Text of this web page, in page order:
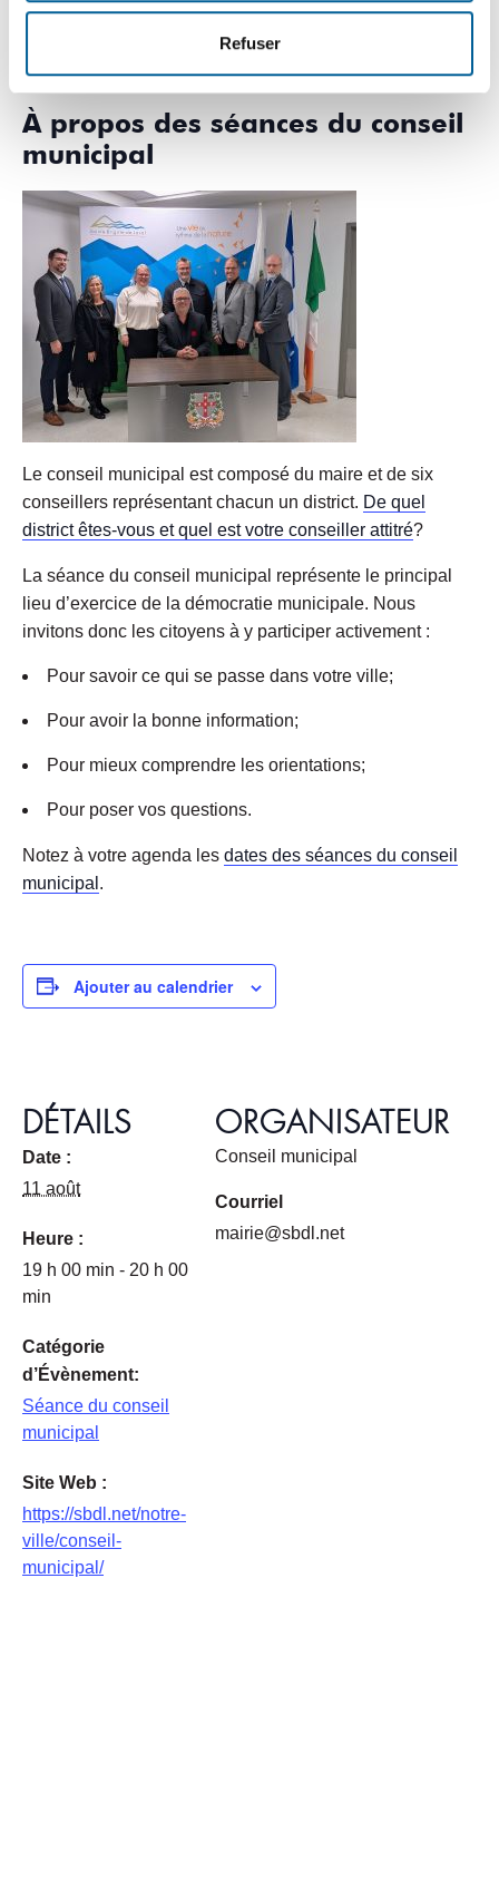
Refuser
rediffusée. Cet enregistrement ne doit pas nuire au bon
déroulement des séances.
À propos des séances du conseil
municipal
Le conseil municipal est composé du maire et de six
conseillers représentant chacun un district. De quel
district êtes-vous et quel est votre conseiller attitré?
La séance du conseil municipal représente le principal
lieu d’exercice de la démocratie municipale. Nous
invitons donc les citoyens à y participer activement :
Pour savoir ce qui se passe dans votre ville;
Pour avoir la bonne information;
Pour mieux comprendre les orientations;
Pour poser vos questions.
Notez à votre agenda les dates des séances du conseil
municipal .
Ajouter au calendrier
DÉTAILS
Date :
11 août
Heure :
19 h 00 min - 20 h 00
min
Catégorie
d’Évènement:
Séance du conseil
municipal
Site Web :
https://sbdl.net/notre-
ville/conseil-
municipal/
ORGANISATEUR
Conseil municipal
Courriel
mairie@sbdl.net